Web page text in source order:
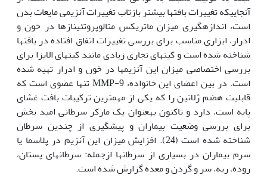
آنجایی‏که تغییرات بافت‫ها بیشتر بازتاب تغییرات آنزیمی مایعات بدن
است، اندازه‫گیری میزان ماتریکس متالوپروتئینازها در خون و
ادرار، ابزاری مناسب برای بررسی تغییرات اتفاق افتاده در بافت‏ها
شناخته شده است و کیت‏های تجاری زیادی مانند کیت‏های الایزا برای
بررسی اختصاصی میزان این آنزیم‏ها در خون و ادرار تهیه شده
است. در بین اعضای این خانواده، MMP-9 تنها عضوی است که
قابلیت هضم ژلاتین را که یکی از مهم‏ترین ترکیبات بافت غشای
پایه است، دارد و تاکنون به‏عنوان یک مارکر سرطانی امید بخش
برای بررسی وضعیت بیماران و پیشگیری از چندین سرطان
شناخته شده است (24). افزایش میزان این آنزیم در پلاسما یا
سرم بیماران در بسیاری از سرطان‏ها ازجمله: سرطان‏های پستان،
روده، ریه، سر و گردن و معده گزارش شده است.